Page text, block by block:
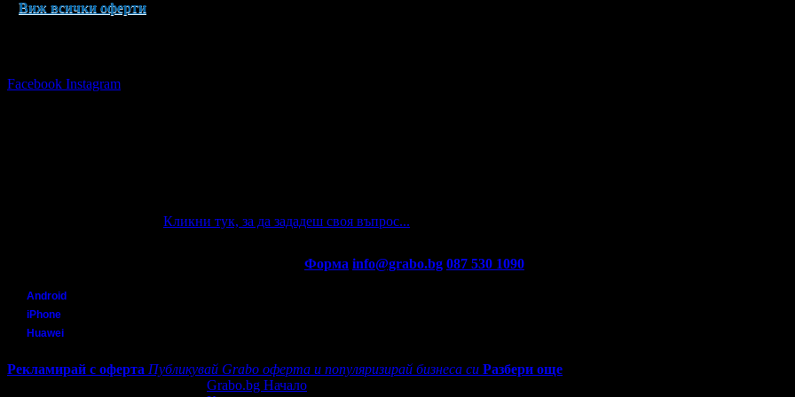
Виж всички оферти
Facebook Instagram
Кликни тук, за да зададеш своя въпрос...
Форма info@grabo.bg 087 530 1090
Android
iPhone
Huawei
Рекламирай с оферта Публикувай Grabo оферта и популяризирай бизнеса си Разбери още
Grabo.bg Начало